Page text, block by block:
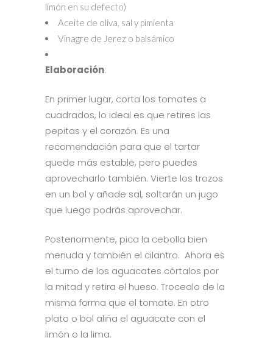
limón en su defecto)
Aceite de oliva, sal y pimienta
Vinagre de Jerez o balsámico
Elaboración:
En primer lugar, corta los tomates a
cuadrados, lo ideal es que retires las
pepitas y el corazón. Es una
recomendación para que el tartar
quede más estable, pero puedes
aprovecharlo también. Vierte los trozos
en un bol y añade sal, soltarán un jugo
que luego podrás aprovechar.
Posteriormente, pica la cebolla bien
menuda y también el cilantro. Ahora es
el turno de los aguacates córtalos por
la mitad y retira el hueso. Trocealo de la
misma forma que el tomate. En otro
plato o bol aliña el aguacate con el
limón o la lima.